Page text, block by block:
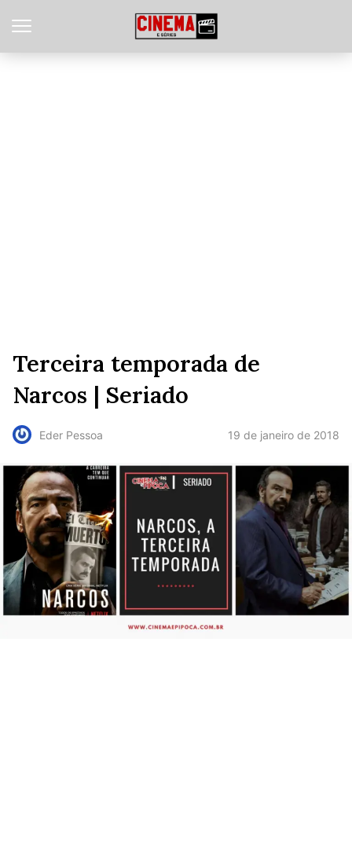
Terceira temporada de
Narcos | Seriado
Eder Pessoa 19 de janeiro de 2018